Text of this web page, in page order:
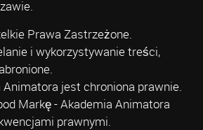
Prawa Zastrzeżone.
i wykorzystywanie treści,
Animatora jest chroniona prawnie.
Markę - Akademia Animatora
prawnymi.